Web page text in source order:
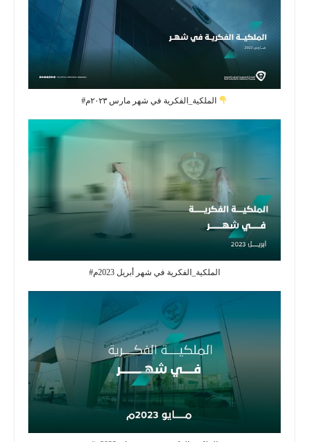
#الملكية_الفكرية في شهر مارس ٢٠٢٣م
#الملكية_الفكرية في شهر أبريل 2023م